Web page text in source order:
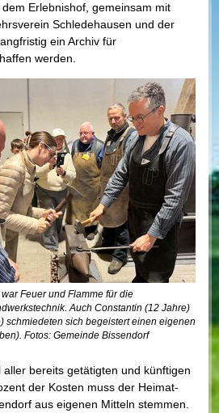
Erlebnishof, gemeinsam mit
Schledehausen und der
ein Archiv für
werden.
Feuer und Flamme für die
Auch Constantin (12 Jahre)
schmiedeten sich begeistert einen eigenen
Fotos: Gemeinde Bissendorf
bereits getätigten und künftigen
der Kosten muss der Heimat-
aus eigenen Mitteln stemmen.